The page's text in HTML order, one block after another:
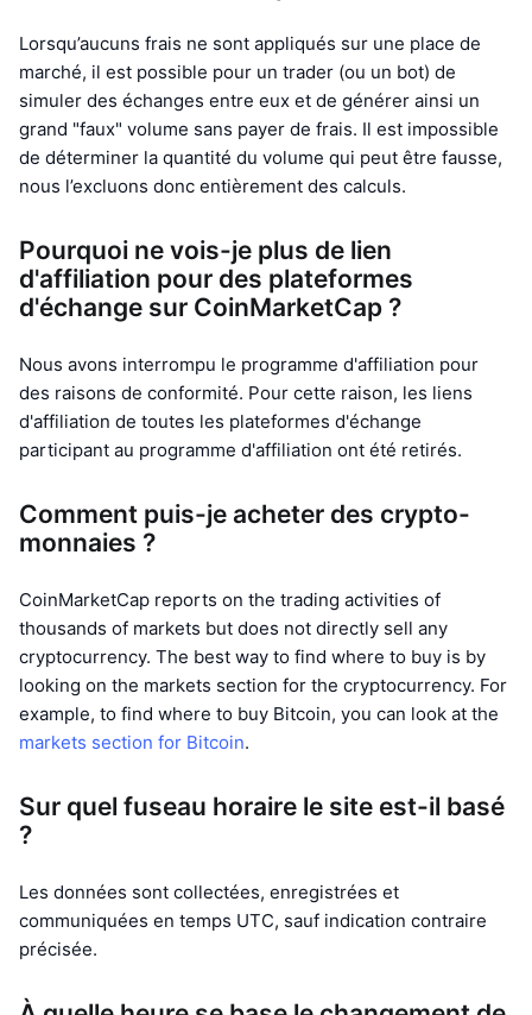
Lorsqu’aucuns frais ne sont appliqués sur une place de
marché, il est possible pour un trader (ou un bot) de
simuler des échanges entre eux et de générer ainsi un
grand "faux" volume sans payer de frais. Il est impossible
de déterminer la quantité du volume qui peut être fausse,
nous l’excluons donc entièrement des calculs.
Pourquoi ne vois-je plus de lien
d'affiliation pour des plateformes
d'échange sur CoinMarketCap ?
Nous avons interrompu le programme d'affiliation pour
des raisons de conformité. Pour cette raison, les liens
d'affiliation de toutes les plateformes d'échange
participant au programme d'affiliation ont été retirés.
Comment puis-je acheter des crypto-
monnaies ?
CoinMarketCap reports on the trading activities of
thousands of markets but does not directly sell any
cryptocurrency. The best way to find where to buy is by
looking on the markets section for the cryptocurrency. For
example, to find where to buy Bitcoin, you can look at the
markets section for Bitcoin.
Sur quel fuseau horaire le site est-il basé
?
Les données sont collectées, enregistrées et
communiquées en temps UTC, sauf indication contraire
précisée.